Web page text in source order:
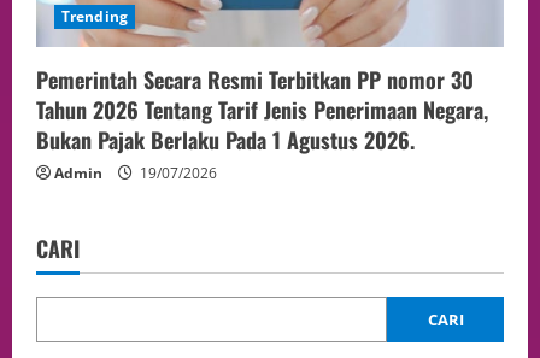
Trending
Pemerintah Secara Resmi Terbitkan PP nomor 30
Tahun 2026 Tentang Tarif Jenis Penerimaan Negara,
Bukan Pajak Berlaku Pada 1 Agustus 2026.
Admin 19/07/2026
CARI
CARI